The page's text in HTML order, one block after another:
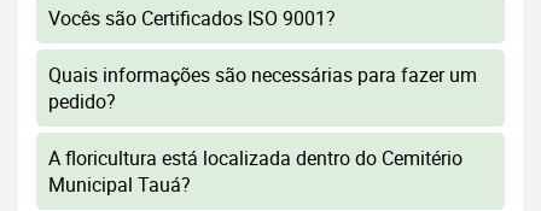
Vocês são Certificados ISO 9001?
Quais informações são necessárias para fazer um
pedido?
A floricultura está localizada dentro do Cemitério
Municipal Tauá?